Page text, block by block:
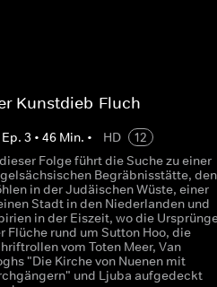
Kunstdieb-Fluch
Ep. 3 • 46Min. • HD
12
Folge führt die Suche zu einer
Begräbnisstätte, den
in der Judäischen Wüste, einer
Stadt in den Niederlanden und
in der Eiszeit, wo die
Flüche rund um Sutton Hoo, die
vom Toten Meer, Van
"Die Kirche von Nuenen mit
und Ljuba aufgedeckt